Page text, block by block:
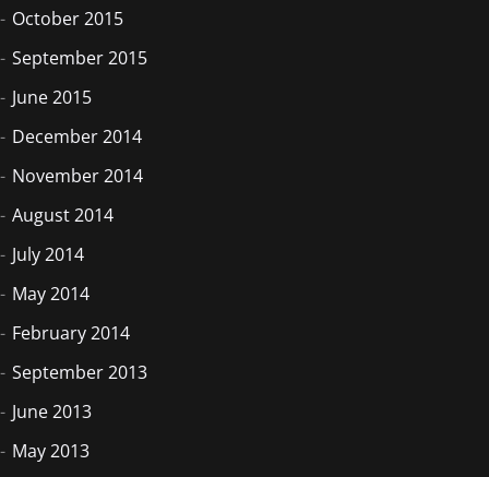
October 2015
September 2015
June 2015
December 2014
November 2014
August 2014
July 2014
May 2014
February 2014
September 2013
June 2013
May 2013